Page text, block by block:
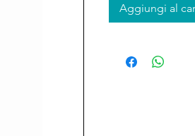
Aggiungi al